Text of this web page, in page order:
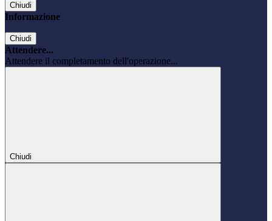
Chiudi
Informazione
Chiudi
Attendere...
Attendere il completamento dell'operazione...
Chiudi